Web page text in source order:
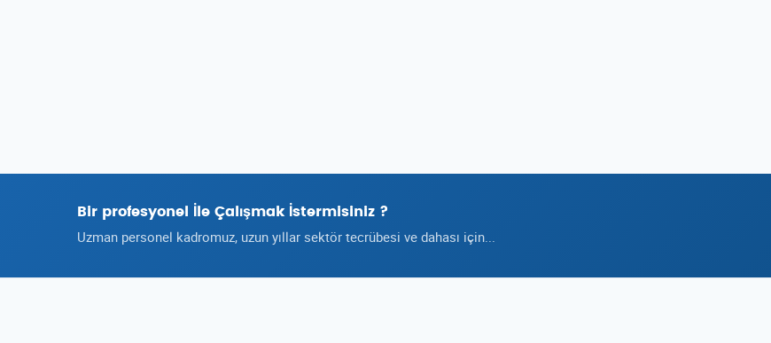
Bir profesyonel İle Çalışmak İstermisiniz ?
Uzman personel kadromuz, uzun yıllar sektör tecrübesi ve dahası için...